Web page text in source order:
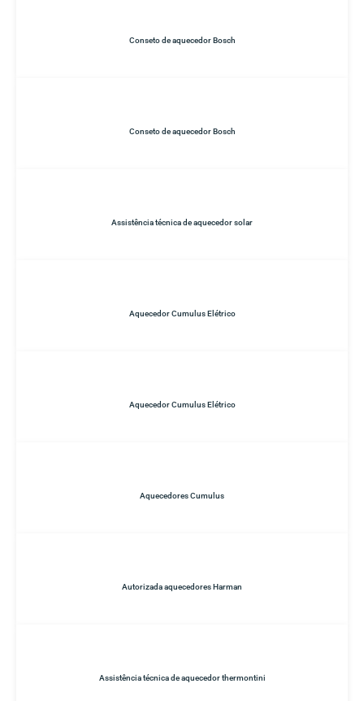
Conseto de aquecedor Bosch
Conseto de aquecedor Bosch
Assistência técnica de aquecedor solar
Aquecedor Cumulus Elétrico
Aquecedor Cumulus Elétrico
Aquecedores Cumulus
Autorizada aquecedores Harman
Assistência técnica de aquecedor thermontini